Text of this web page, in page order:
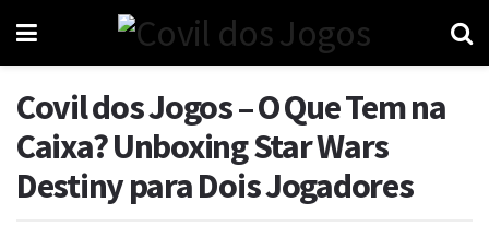
Covil dos Jogos – O Que Tem na
Caixa? Unboxing Star Wars
Destiny para Dois Jogadores